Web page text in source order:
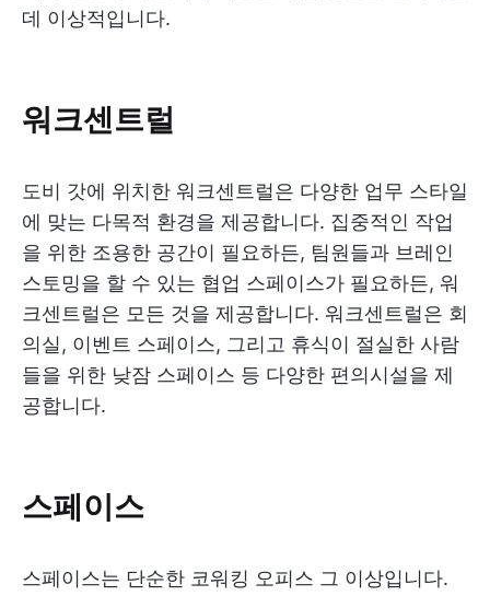
데 이상적입니다.
워크센트럴
도비 갓에 위치한 워크센트럴은 다양한 업무 스타일
에 맞는 다목적 환경을 제공합니다. 집중적인 작업
을 위한 조용한 공간이 필요하든, 팀원들과 브레인
스토밍을 할 수 있는 협업 스페이스가 필요하든, 워
크센트럴은 모든 것을 제공합니다. 워크센트럴은 회
의실, 이벤트 스페이스, 그리고 휴식이 절실한 사람
들을 위한 낮잠 스페이스 등 다양한 편의시설을 제
공합니다.
스페이스
스페이스는 단순한 코워킹 오피스 그 이상입니다.